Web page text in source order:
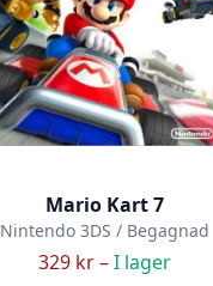
Mario Kart 7
Nintendo 3DS / Begagnad
329 kr –I lager